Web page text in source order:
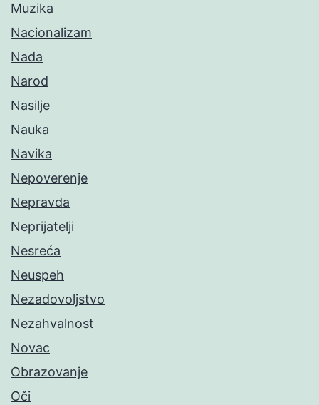
Muzika
Nacionalizam
Nada
Narod
Nasilje
Nauka
Navika
Nepoverenje
Nepravda
Neprijatelji
Nesreća
Neuspeh
Nezadovoljstvo
Nezahvalnost
Novac
Obrazovanje
Oči